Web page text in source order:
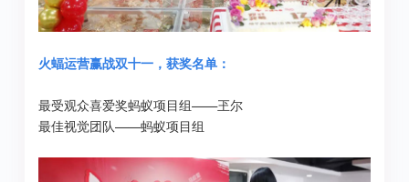
火蝠运营赢战双十一，获奖名单：
最受观众喜爱奖蚂蚁项目组——玊尔
最佳视觉团队——蚂蚁项目组